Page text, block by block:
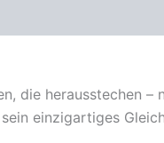
die herausstechen
einzigartiges